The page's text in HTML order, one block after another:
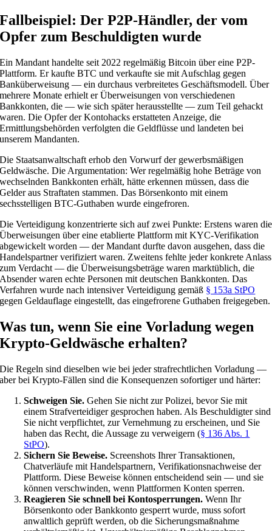
Fallbeispiel: Der P2P-Händler, der vom
Opfer zum Beschuldigten wurde
Ein Mandant handelte seit 2022 regelmäßig Bitcoin über eine P2P-
Plattform. Er kaufte BTC und verkaufte sie mit Aufschlag gegen
Banküberweisung — ein durchaus verbreitetes Geschäftsmodell. Über
mehrere Monate erhielt er Überweisungen von verschiedenen
Bankkonten, die — wie sich später herausstellte — zum Teil gehackt
waren. Die Opfer der Kontohacks erstatteten Anzeige, die
Ermittlungsbehörden verfolgten die Geldflüsse und landeten bei
unserem Mandanten.
Die Staatsanwaltschaft erhob den Vorwurf der gewerbsmäßigen
Geldwäsche. Die Argumentation: Wer regelmäßig hohe Beträge von
wechselnden Bankkonten erhält, hätte erkennen müssen, dass die
Gelder aus Straftaten stammen. Das Börsenkonto mit einem
sechsstelligen BTC-Guthaben wurde eingefroren.
Die Verteidigung konzentrierte sich auf zwei Punkte: Erstens waren die
Überweisungen über eine etablierte Plattform mit KYC-Verifikation
abgewickelt worden — der Mandant durfte davon ausgehen, dass die
Handelspartner verifiziert waren. Zweitens fehlte jeder konkrete Anlass
zum Verdacht — die Überweisungsbeträge waren marktüblich, die
Absender waren echte Personen mit deutschen Bankkonten. Das
Verfahren wurde nach intensiver Verteidigung gemäß § 153a StPO
gegen Geldauflage eingestellt, das eingefrorene Guthaben freigegeben.
Was tun, wenn Sie eine Vorladung wegen
Krypto-Geldwäsche erhalten?
Die Regeln sind dieselben wie bei jeder strafrechtlichen Vorladung —
aber bei Krypto-Fällen sind die Konsequenzen sofortiger und härter:
Schweigen Sie. Gehen Sie nicht zur Polizei, bevor Sie mit
einem Strafverteidiger gesprochen haben. Als Beschuldigter sind
Sie nicht verpflichtet, zur Vernehmung zu erscheinen, und Sie
haben das Recht, die Aussage zu verweigern (§ 136 Abs. 1
StPO).
Sichern Sie Beweise. Screenshots Ihrer Transaktionen,
Chatverläufe mit Handelspartnern, Verifikationsnachweise der
Plattform. Diese Beweise können entscheidend sein — und sie
können verschwinden, wenn Plattformen Konten sperren.
Reagieren Sie schnell bei Kontosperrungen. Wenn Ihr
Börsenkonto oder Bankkonto gesperrt wurde, muss sofort
anwaltlich geprüft werden, ob die Sicherungsmaßnahme